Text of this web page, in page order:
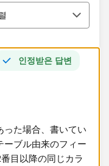
接続の下には、現在
인정받은 답변
った場合、書いてい
ーブル由来のフィー
目以降の同じカラ